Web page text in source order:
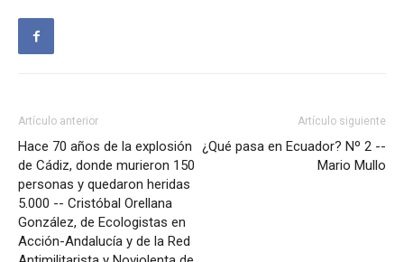
Artículo anterior
Hace 70 años de la explosión
de Cádiz, donde murieron 150
personas y quedaron heridas
5.000 -- Cristóbal Orellana
González, de Ecologistas en
Acción-Andalucía y de la Red
Artículo siguiente
¿Qué pasa en Ecuador? Nº 2 --
Mario Mullo